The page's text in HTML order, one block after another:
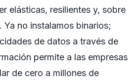
elásticas, resilientes y, sobre
no instalamos binarios;
de datos a través de
permite a las empresas
de cero a millones de